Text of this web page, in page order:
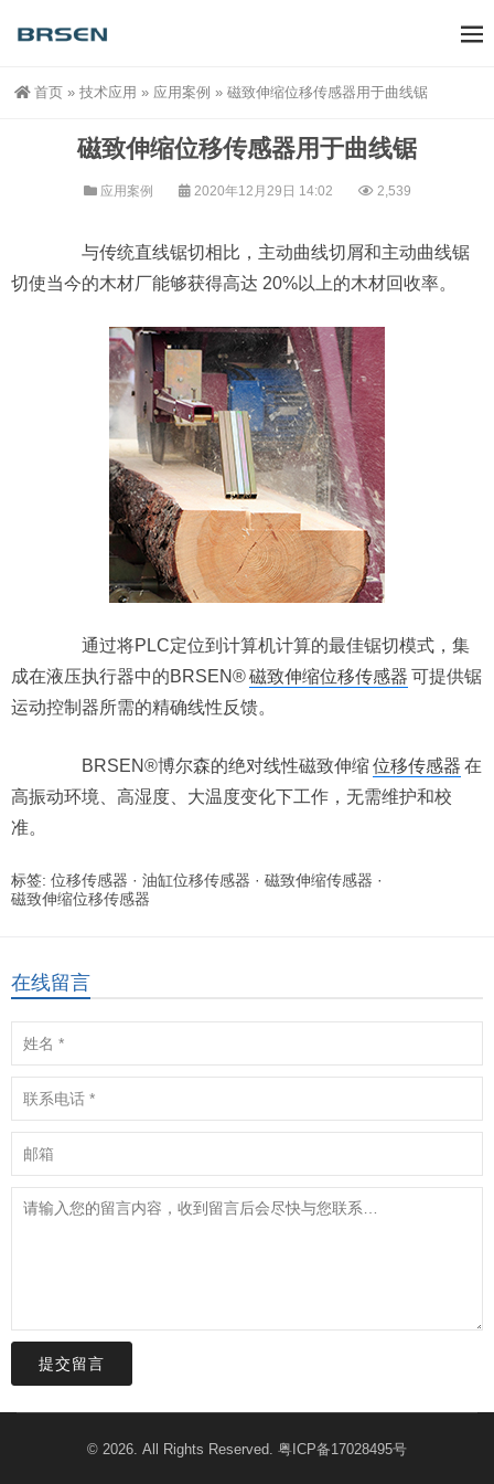
首页 » 技术应用 » 应用案例 » 磁致伸缩位移传感器用于曲线锯
磁致伸缩位移传感器用于曲线锯
应用案例 2020年12月29日 14:02 2,539
与传统直线锯切相比，主动曲线切屑和主动曲线锯
切使当今的木材厂能够获得高达 20%以上的木材回收率。
通过将PLC定位到计算机计算的最佳锯切模式，集
成在液压执行器中的BRSEN®磁致伸缩位移传感器 可提供锯
运动控制器所需的精确线性反馈。
BRSEN®博尔森的绝对线性磁致伸缩位移传感器 在
高振动环境、高湿度、大温度变化下工作，无需维护和校
准。
标签: 位移传感器 · 油缸位移传感器 · 磁致伸缩传感器 ·
磁致伸缩位移传感器
在线留言
提交留言
© 2026. All Rights Reserved. 粤ICP备17028495号